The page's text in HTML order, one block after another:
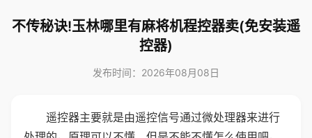
不传秘诀!玉林哪里有麻将机程控器卖(免安装遥
控器)
发布时间：2026年08月08日
遥控器主要就是由遥控信号通过微处理器来进行